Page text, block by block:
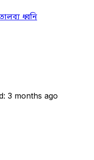
ধ্বনি
3 months ago